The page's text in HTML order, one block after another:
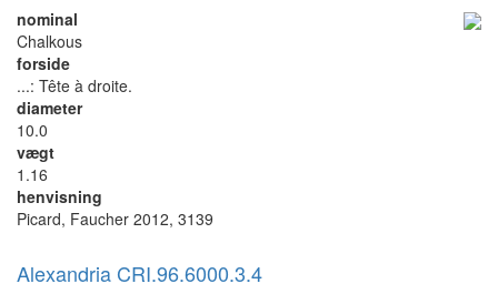
nominal
Chalkous
forside
...: Tête à droite.
diameter
10.0
vægt
1.16
henvisning
Picard, Faucher 2012, 3139
Alexandria CRI.96.6000.3.4